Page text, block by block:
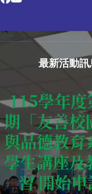
最新活動訊
115學年度
期「友善校
與品德教育
學生講座及
習 開始